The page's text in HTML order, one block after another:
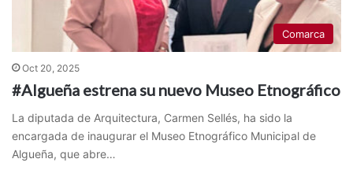
Comarca
Oct 20, 2025
#Algueña estrena su nuevo Museo Etnográfico
La diputada de Arquitectura, Carmen Sellés, ha sido la
encargada de inaugurar el Museo Etnográfico Municipal de
Algueña, que abre…